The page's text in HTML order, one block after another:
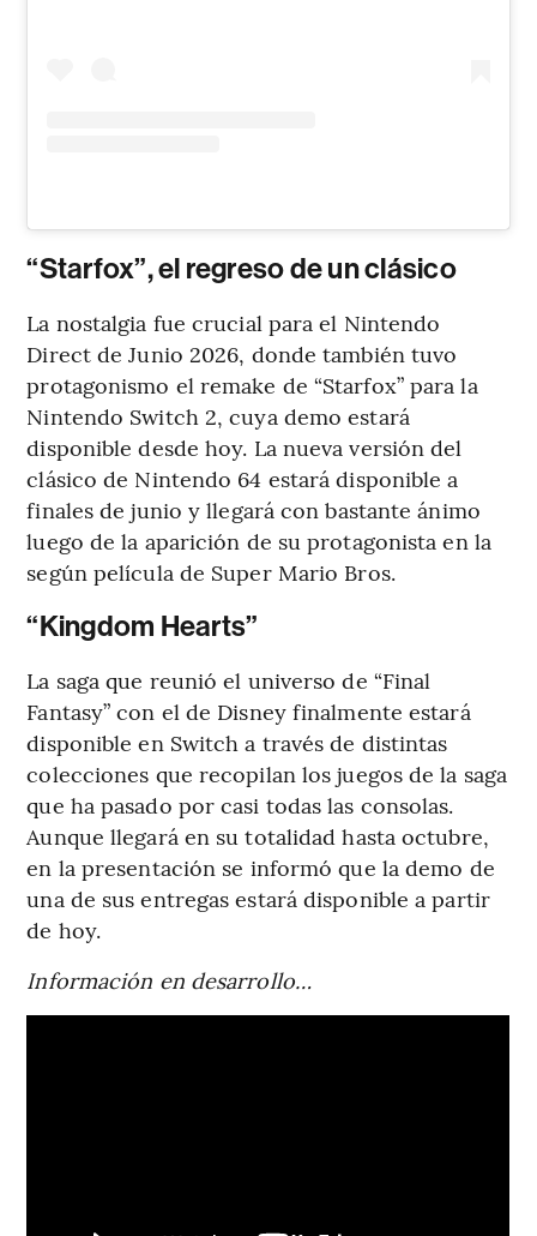
“Starfox”, el regreso de un clásico
La nostalgia fue crucial para el Nintendo
Direct de Junio 2026, donde también tuvo
protagonismo el remake de “Starfox” para la
Nintendo Switch 2, cuya demo estará
disponible desde hoy. La nueva versión del
clásico de Nintendo 64 estará disponible a
finales de junio y llegará con bastante ánimo
luego de la aparición de su protagonista en la
según película de Super Mario Bros.
“Kingdom Hearts”
La saga que reunió el universo de “Final
Fantasy” con el de Disney finalmente estará
disponible en Switch a través de distintas
colecciones que recopilan los juegos de la saga
que ha pasado por casi todas las consolas.
Aunque llegará en su totalidad hasta octubre,
en la presentación se informó que la demo de
una de sus entregas estará disponible a partir
de hoy.
Información en desarrollo…